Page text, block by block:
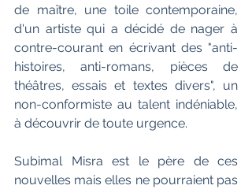
de maître, une toile contemporaine,
d'un artiste qui a décidé de nager à
contre-courant en écrivant des "anti-
histoires, anti-romans, pièces de
théâtres, essais et textes divers", un
non-conformiste au talent indéniable,
à découvrir de toute urgence.
Subimal Misra est le père de ces
nouvelles mais elles ne pourraient pas